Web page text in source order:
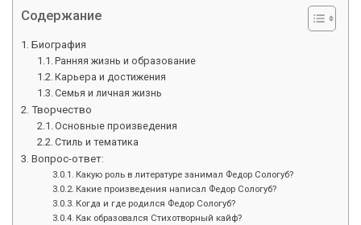
Содержание
Биография
Ранняя жизнь и образование
Карьера и достижения
Семья и личная жизнь
Творчество
Основные произведения
Стиль и тематика
Вопрос-ответ:
Какую роль в литературе занимал Федор Сологуб?
Какие произведения написал Федор Сологуб?
Когда и где родился Федор Сологуб?
Как образовался Стихотворный кайф?